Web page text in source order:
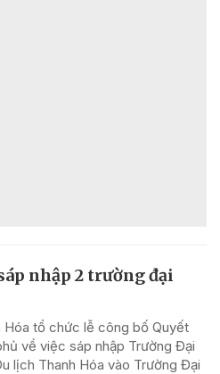
nhập 2 trường đại
Hóa tổ chức lễ công bố Quyết
về việc sáp nhập Trường Đại
lịch Thanh Hóa vào Trường Đại